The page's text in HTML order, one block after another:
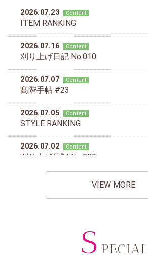
VIEW MORE
S PECIAL